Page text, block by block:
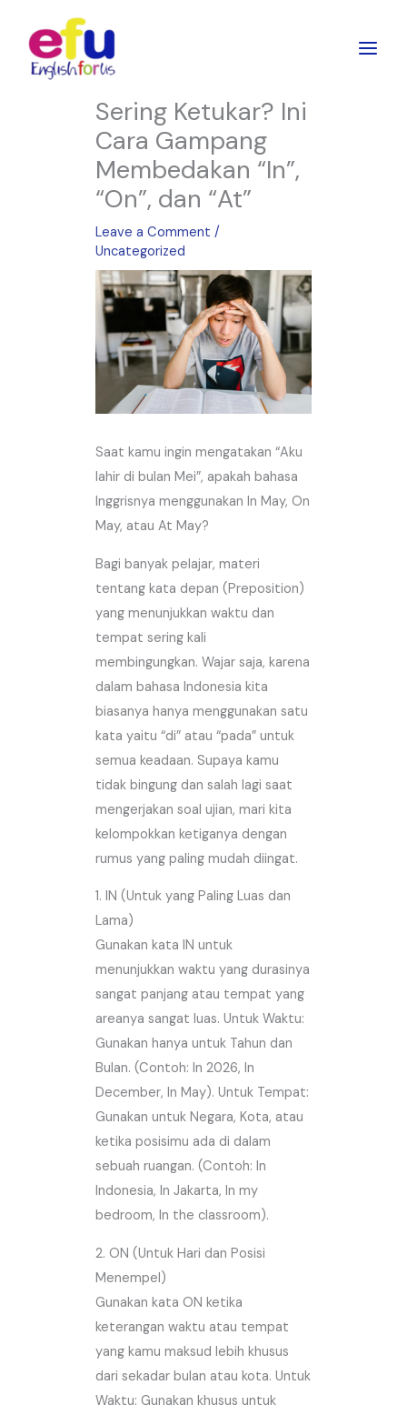
content
Sering Ketukar? Ini
Cara Gampang
Membedakan “In”,
“On”, dan “At”
Leave a Comment /
Uncategorized
Saat kamu ingin mengatakan “Aku
lahir di bulan Mei”, apakah bahasa
Inggrisnya menggunakan In May, On
May, atau At May?
Bagi banyak pelajar, materi
tentang kata depan (Preposition)
yang menunjukkan waktu dan
tempat sering kali
membingungkan. Wajar saja, karena
dalam bahasa Indonesia kita
biasanya hanya menggunakan satu
kata yaitu “di” atau “pada” untuk
semua keadaan. Supaya kamu
tidak bingung dan salah lagi saat
mengerjakan soal ujian, mari kita
kelompokkan ketiganya dengan
rumus yang paling mudah diingat.
1. IN (Untuk yang Paling Luas dan
Lama)
Gunakan kata IN untuk
menunjukkan waktu yang durasinya
sangat panjang atau tempat yang
areanya sangat luas. Untuk Waktu:
Gunakan hanya untuk Tahun dan
Bulan. (Contoh: In 2026, In
December, In May). Untuk Tempat:
Gunakan untuk Negara, Kota, atau
ketika posisimu ada di dalam
sebuah ruangan. (Contoh: In
Indonesia, In Jakarta, In my
bedroom, In the classroom).
2. ON (Untuk Hari dan Posisi
Menempel)
Gunakan kata ON ketika
keterangan waktu atau tempat
yang kamu maksud lebih khusus
dari sekadar bulan atau kota. Untuk
Waktu: Gunakan khusus untuk